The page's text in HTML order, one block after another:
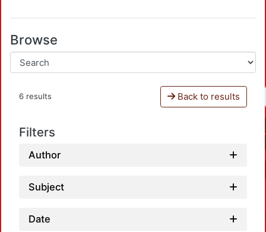
Browse
6 results Back to results
Filters
Author
Subject
Date